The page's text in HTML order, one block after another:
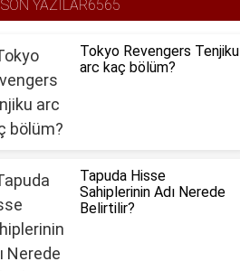
SON YAZILAR6565
Tokyo Revengers Tenjiku
arc kaç bölüm?
Tapuda Hisse
Sahiplerinin Adı Nerede
Belirtilir?